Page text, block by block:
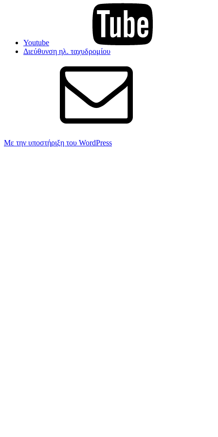
Youtube
Διεύθυνση ηλ. ταχυδρομίου
Με την υποστήριξη του WordPress